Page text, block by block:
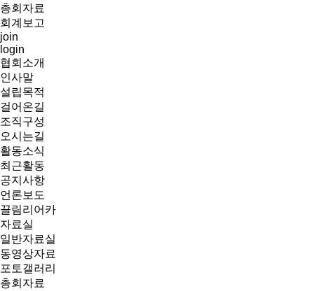
총회자료
회계보고
join
login
협회소개
인사말
설립목적
걸어온길
조직구성
오시는길
활동소식
최근활동
공지사항
언론보도
끌림리어카
자료실
일반자료실
동영상자료
포토갤러리
총회자료